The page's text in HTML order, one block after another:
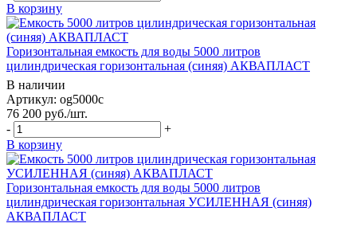
В корзину
Горизонтальная емкость для воды 5000 литров
цилиндрическая горизонтальная (синяя) АКВАПЛАСТ
В наличии
Артикул: og5000c
76 200 руб./шт.
-
+
В корзину
Горизонтальная емкость для воды 5000 литров
цилиндрическая горизонтальная УСИЛЕННАЯ (синяя)
АКВАПЛАСТ